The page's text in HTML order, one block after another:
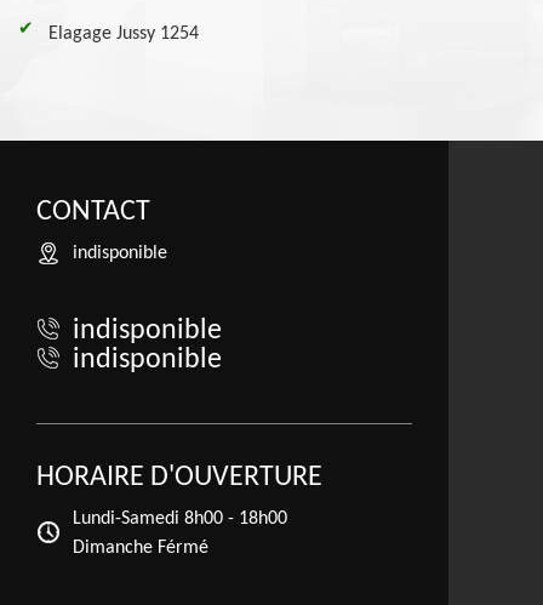
Elagage Jussy 1254
CONTACT
indisponible
indisponible
indisponible
HORAIRE D'OUVERTURE
Lundi-Samedi 8h00 - 18h00
Dimanche Férmé